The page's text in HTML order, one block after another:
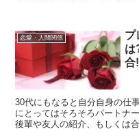
恋愛・人間関係
プ
は
合!
30代にもなると自分自身の仕事も落ち着
にとってはそろそろパートナー
後輩や友人の紹介、もしくは合コンなど、 毎日